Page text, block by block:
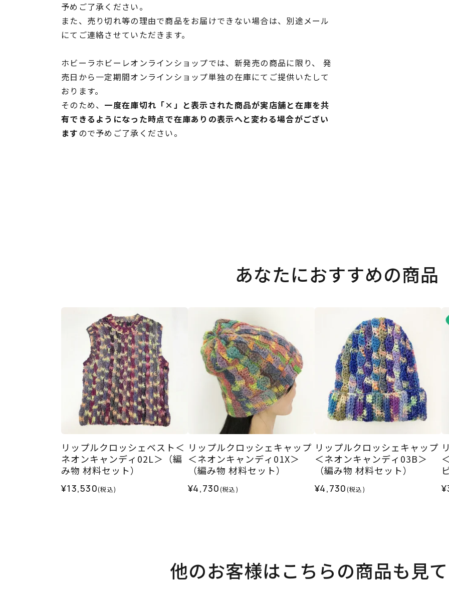
予めご了承ください。
また、売り切れ等の理由で商品をお届けできない場合は、別途メール
にてご連絡させていただきます。
ホビーラホビーレオンラインショップでは、新発売の商品に限り、 発
売日から一定期間オンラインショップ単独の在庫にてご提供いたして
おります。
そのため、 一度在庫切れ「×」と表示された商品が実店舗と在庫を共
有できるようになった時点で在庫ありの表示へと変わる場合がござい
ますので予めご了承ください。
あなたにおすすめの商品
リップルクロッシェベスト＜
ネオンキャンディ02L＞（編
み物 材料セット）
¥13,530(税込)
リップルクロッシェキャップ
＜ネオンキャンディ01X＞
（編み物 材料セット）
¥4,730(税込)
リップルクロッシェキャップ
＜ネオンキャンディ03B＞
（編み物 材料セット）
¥4,730(税込)
他のお客様はこちらの商品も見